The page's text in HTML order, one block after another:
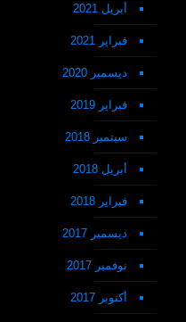
أبريل 2021
فبراير 2021
ديسمبر 2020
فبراير 2019
سبتمبر 2018
أبريل 2018
فبراير 2018
ديسمبر 2017
نوفمبر 2017
أكتوبر 2017